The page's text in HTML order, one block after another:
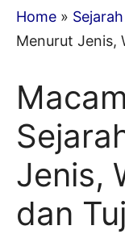
Home » Sejarah
Menurut Jenis,
Jenis,
dan